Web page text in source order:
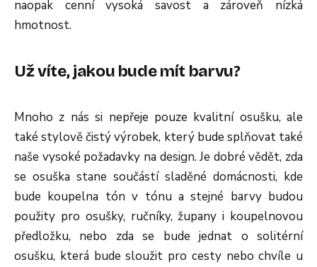
naopak cenní vysoká savost a zároveň nízká
hmotnost.
Už víte, jakou bude mít barvu?
Mnoho z nás si nepřeje pouze kvalitní osušku, ale
také stylově čistý výrobek, který bude splňovat také
naše vysoké požadavky na design. Je dobré vědět, zda
se osuška stane součástí sladěné domácnosti, kde
bude koupelna tón v tónu a stejné barvy budou
použity pro osušky, ručníky, župany i koupelnovou
předložku, nebo zda se bude jednat o solitérní
osušku, která bude sloužit pro cesty nebo chvíle u